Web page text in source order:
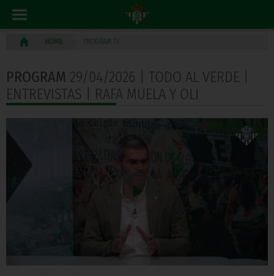
HOME PROGRAM TV
PROGRAM 29/04/2026 | TODO AL VERDE |
ENTREVISTAS | RAFA MUELA Y OLI